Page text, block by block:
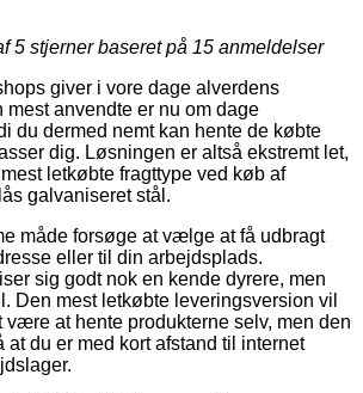
5 stjerner baseret på 15 anmeldelser
giver i vore dage alverdens
mest anvendte er nu om dage
du dermed nemt kan hente de købte
dig. Løsningen er altså ekstremt let,
letkøbte fragttype ved køb af
galvaniseret stål.
måde forsøge at vælge at få udbragt
eller til din arbejdsplads.
sig godt nok en kende dyrere, men
Den mest letkøbte leveringsversion vil
være at hente produkterne selv, men den
at du er med kort afstand til internet